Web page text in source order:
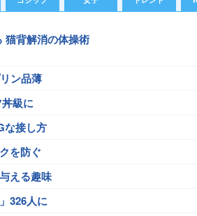
猫背解消の体操術
ン品薄
級に
な接し方
を防ぐ
える趣味
326人に